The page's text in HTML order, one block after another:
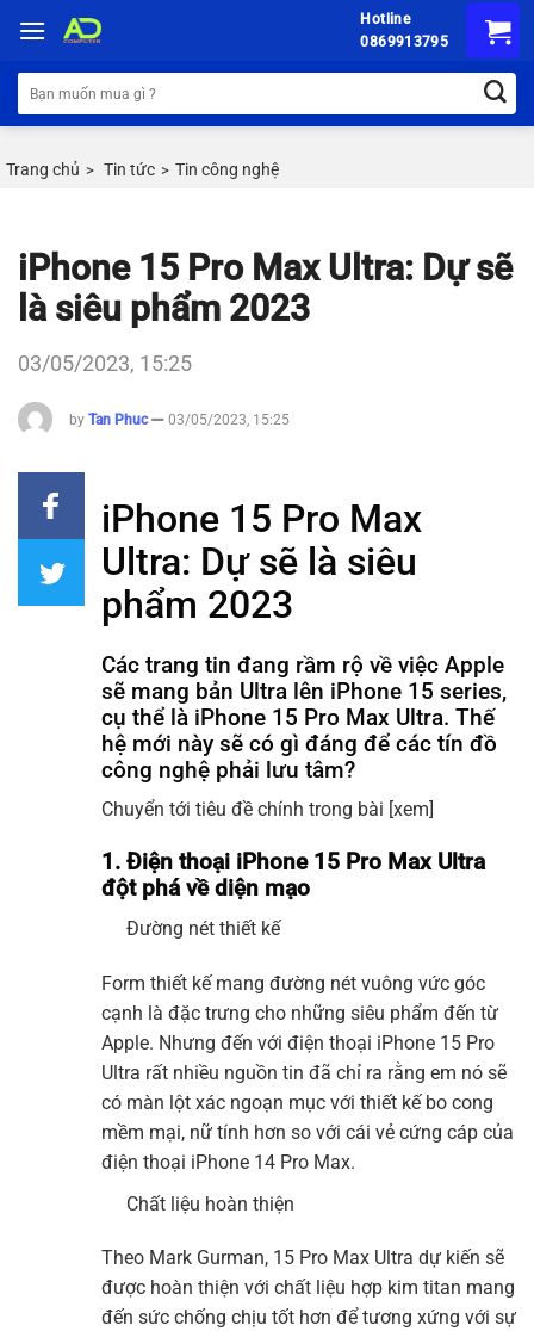
đến
nội
dung
Hotline
0869913795
Tìm
kiếm:
Trang chủ > Tin tức > Tin công nghệ
iPhone 15 Pro Max Ultra: Dự sẽ
là siêu phẩm 2023
03/05/2023, 15:25
by Tan Phuc 03/05/2023, 15:25
iPhone 15 Pro Max
Ultra: Dự sẽ là siêu
phẩm 2023
Các trang tin đang rầm rộ về việc Apple
sẽ mang bản Ultra lên iPhone 15 series,
cụ thể là iPhone 15 Pro Max Ultra. Thế
hệ mới này sẽ có gì đáng để các tín đồ
công nghệ phải lưu tâm?
Chuyển tới tiêu đề chính trong bài [xem]
1. Điện thoại iPhone 15 Pro Max Ultra
đột phá về diện mạo
Đường nét thiết kế
Form thiết kế mang đường nét vuông vức góc
cạnh là đặc trưng cho những siêu phẩm đến từ
Apple. Nhưng đến với điện thoại iPhone 15 Pro
Ultra rất nhiều nguồn tin đã chỉ ra rằng em nó sẽ
có màn lột xác ngoạn mục với thiết kế bo cong
mềm mại, nữ tính hơn so với cái vẻ cứng cáp của
điện thoại iPhone 14 Pro Max.
Chất liệu hoàn thiện
Theo Mark Gurman, 15 Pro Max Ultra dự kiến sẽ
được hoàn thiện với chất liệu hợp kim titan mang
đến sức chống chịu tốt hơn để tương xứng với sự